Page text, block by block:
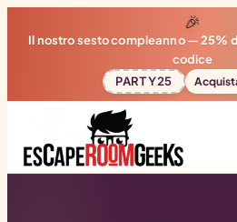
🎉
Il nostro sesto compleanno —25%
codice
PARTY25